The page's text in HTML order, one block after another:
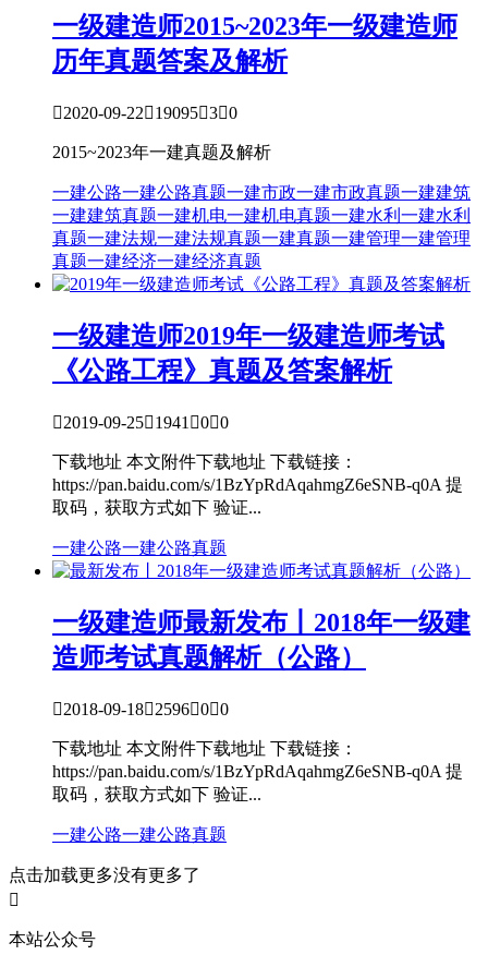
一级建造师2015~2023年一级建造师
历年真题答案及解析
2020-09-221909530
2015~2023年一建真题及解析
一建公路一建公路真题一建市政一建市政真题一建建筑
一建建筑真题一建机电一建机电真题一建水利 一建水利
真题一建法规一建法规真题一建真题一建管理一建管理
真题一建经济一建经济真题
一级建造师2019年一级建造师考试
《公路工程》真题及答案解析
2019-09-251941 00
下载地址 本文附件下载地址 下载链接：
https://pan.baidu.com/s/1BzYpRdAqahmgZ6eSNB-q0A 提
取码，获取方式如下 验证...
一建公路一建公路真题
一级建造师最新发布丨2018年一级建
造师考试真题解析（公路）
2018-09-18259600
下载地址 本文附件下载地址 下载链接：
https://pan.baidu.com/s/1BzYpRdAqahmgZ6eSNB-q0A 提
取码，获取方式如下 验证...
一建公路一建公路真题
点击加载更多没有更多了

本站公众号